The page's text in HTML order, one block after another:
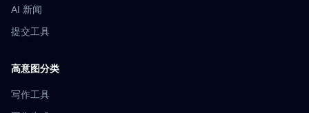
AI 新闻
提交工具
高意图分类
写作工具